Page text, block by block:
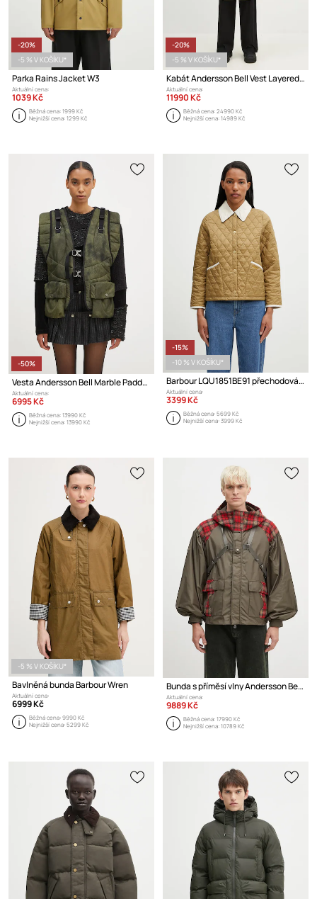
-20%
-5 % V KOŠÍKU*
Parka Rains Jacket W3
Aktuální cena:
1039 Kč
Běžná cena:1999 Kč
Nejnižší cena:1299 Kč
-20%
-5 % V KOŠÍKU*
Kabát Andersson Bell Vest Layered Inside-Out Coat
Aktuální cena:
11990 Kč
Běžná cena:24990 Kč
Nejnižší cena:14989 Kč
-50%
Vesta Andersson Bell Marble Padded Vest
Aktuální cena:
6995 Kč
Běžná cena:13990 Kč
Nejnižší cena:13990 Kč
-15%
-10 % V KOŠÍKU*
Barbour LQU1851BE91 přechodová bunda dámská
Aktuální cena:
3399 Kč
Běžná cena:5699 Kč
Nejnižší cena:3999 Kč
-5 % V KOŠÍKU*
Bavlněná bunda Barbour Wren
Aktuální cena:
6999 Kč
Běžná cena:9990 Kč
Nejnižší cena:5299 Kč
Bunda s příměsí vlny Andersson Bell Puff Sleeve Harness Jumper
Aktuální cena:
9889 Kč
Běžná cena:17990 Kč
Nejnižší cena:10789 Kč